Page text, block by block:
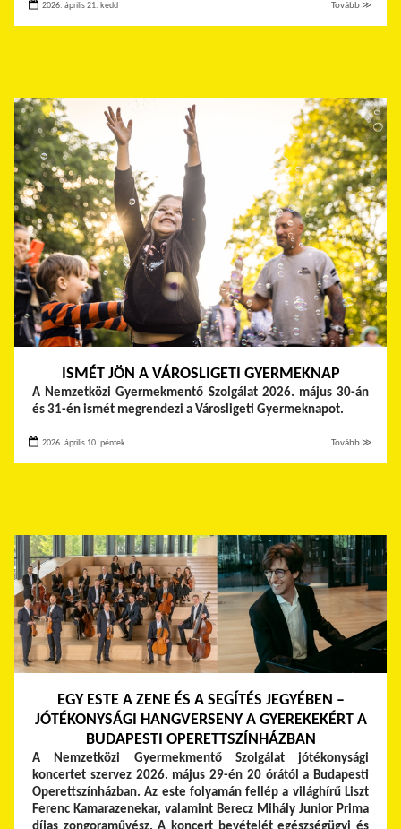
2026. április 21. kedd Tovább ≫
ISMÉT JÖN A VÁROSLIGETI GYERMEKNAP
A Nemzetközi Gyermekmentő Szolgálat 2026. május 30-án
és 31-én ismét megrendezi a Városligeti Gyermeknapot.
2026. április 10. péntek Tovább ≫
EGY ESTE A ZENE ÉS A SEGÍTÉS JEGYÉBEN –
JÓTÉKONYSÁGI HANGVERSENY A GYEREKEKÉRT A
BUDAPESTI OPERETTSZÍNHÁZBAN
A Nemzetközi Gyermekmentő Szolgálat jótékonysági
koncertet szervez 2026. május 29-én 20 órától a Budapesti
Operettszínházban. Az este folyamán fellép a világhírű Liszt
Ferenc Kamarazenekar, valamint Berecz Mihály Junior Prima